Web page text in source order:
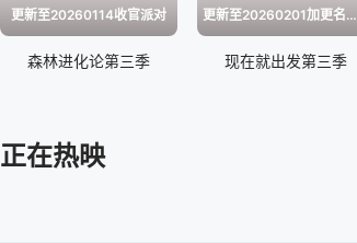
20260420精编特辑
20260426跑男档案
20260504(第2期加更)
更新至20260114收官派对
森林进化论第三季
更新至20260201加更名场面特辑
现在就出发第三季
正在热映